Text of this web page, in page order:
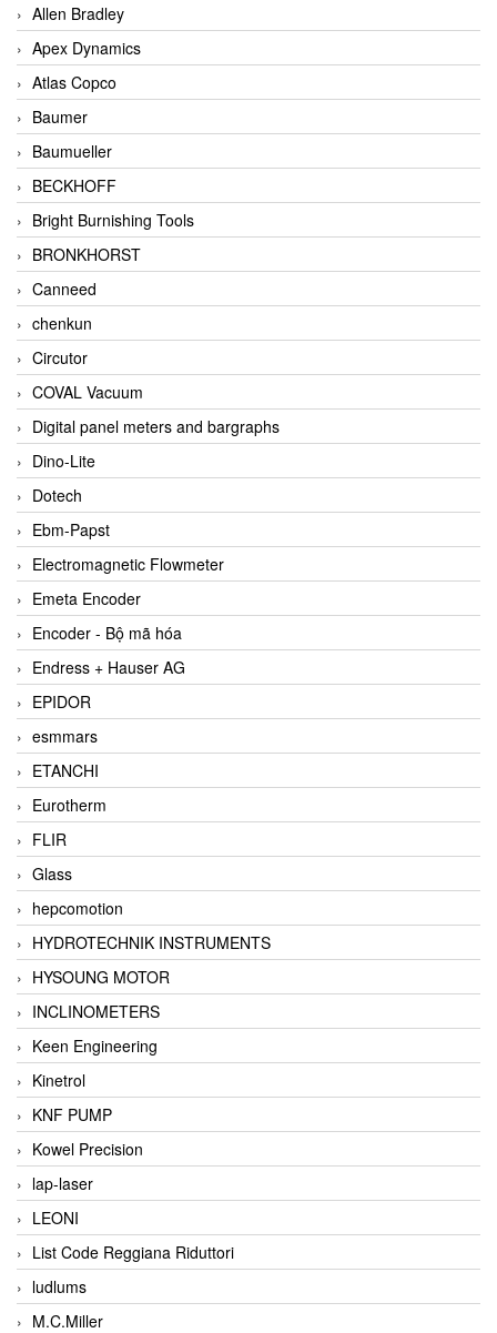
Allen Bradley
Apex Dynamics
Atlas Copco
Baumer
Baumueller
BECKHOFF
Bright Burnishing Tools
BRONKHORST
Canneed
chenkun
Circutor
COVAL Vacuum
Digital panel meters and bargraphs
Dino-Lite
Dotech
Ebm-Papst
Electromagnetic Flowmeter
Emeta Encoder
Encoder - Bộ mã hóa
Endress + Hauser AG
EPIDOR
esmmars
ETANCHI
Eurotherm
FLIR
Glass
hepcomotion
HYDROTECHNIK INSTRUMENTS
HYSOUNG MOTOR
INCLINOMETERS
Keen Engineering
Kinetrol
KNF PUMP
Kowel Precision
lap-laser
LEONI
List Code Reggiana Riduttori
ludlums
M.C.Miller